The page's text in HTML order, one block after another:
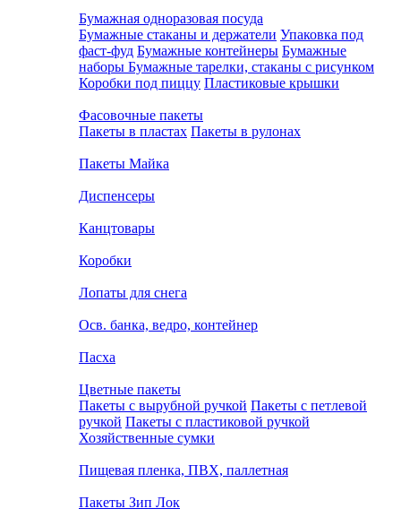
Бумажная одноразовая посуда
Бумажные стаканы и держатели Упаковка под
фаст-фуд Бумажные контейнеры Бумажные
наборы Бумажные тарелки, стаканы с рисунком
Коробки под пиццу Пластиковые крышки
Фасовочные пакеты
Пакеты в пластах Пакеты в рулонах
Пакеты Майка
Диспенсеры
Канцтовары
Коробки
Лопаты для снега
Осв. банка, ведро, контейнер
Пасха
Цветные пакеты
Пакеты с вырубной ручкой Пакеты с петлевой
ручкой Пакеты с пластиковой ручкой
Хозяйственные сумки
Пищевая пленка, ПВХ, паллетная
Пакеты Зип Лок